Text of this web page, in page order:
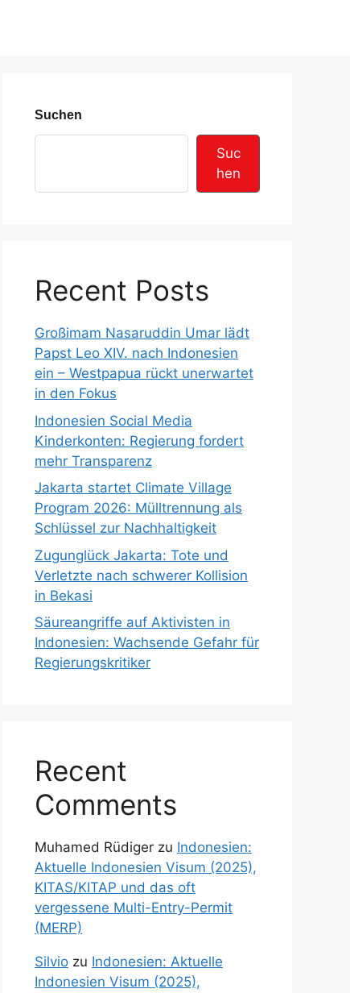
Suchen
Suc
hen
Recent Posts
Großimam Nasaruddin Umar lädt
Papst Leo XIV. nach Indonesien
ein – Westpapua rückt unerwartet
in den Fokus
Indonesien Social Media
Kinderkonten: Regierung fordert
mehr Transparenz
Jakarta startet Climate Village
Program 2026: Mülltrennung als
Schlüssel zur Nachhaltigkeit
Zugunglück Jakarta: Tote und
Verletzte nach schwerer Kollision
in Bekasi
Säureangriffe auf Aktivisten in
Indonesien: Wachsende Gefahr für
Regierungskritiker
Recent
Comments
Muhamed Rüdiger zu Indonesien:
Aktuelle Indonesien Visum (2025),
KITAS/KITAP und das oft
vergessene Multi-Entry-Permit
(MERP)
Silvio zu Indonesien: Aktuelle
Indonesien Visum (2025),